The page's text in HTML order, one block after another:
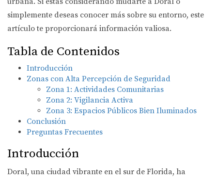
simplemente deseas conocer más sobre su entorno, este
artículo te proporcionará información valiosa.
Tabla de Contenidos
Introducción
Zonas con Alta Percepción de Seguridad
Zona 1: Actividades Comunitarias
Zona 2: Vigilancia Activa
Zona 3: Espacios Públicos Bien Iluminados
Conclusión
Preguntas Frecuentes
Introducción
Doral, una ciudad vibrante en el sur de Florida, ha